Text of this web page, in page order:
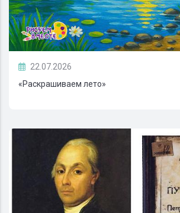
22.07.2026
«Раскрашиваем лето»